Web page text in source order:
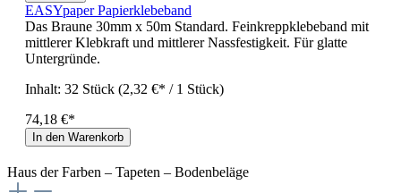
EASYpaper Papierklebeband
Das Braune 30mm x 50m Standard. Feinkreppklebeband mit
mittlerer Klebkraft und mittlerer Nassfestigkeit. Für glatte
Untergründe.
Inhalt: 32 Stück (2,32 €* / 1 Stück)
74,18 €*
In den Warenkorb
Haus der Farben – Tapeten – Bodenbeläge